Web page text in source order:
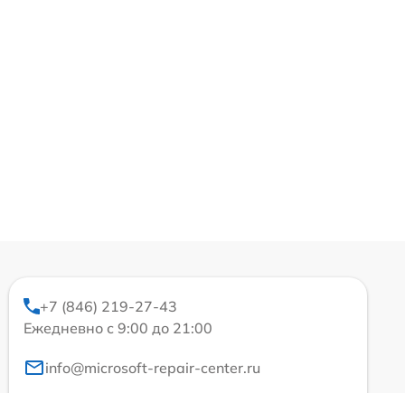
+7 (846) 219-27-43
Ежедневно с 9:00 до 21:00
info@microsoft-repair-center.ru